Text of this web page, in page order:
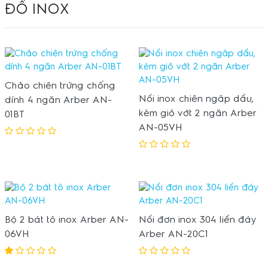
ĐỒ INOX
Chảo chiên trứng chống
dính 4 ngăn Arber AN-
01BT
Nồi inox chiên ngâp dầu,
kèm giỏ vớt 2 ngăn Arber
AN-05VH
Bộ 2 bát tô inox Arber AN-
06VH
Nồi đơn inox 304 liền đáy
Arber AN-20C1